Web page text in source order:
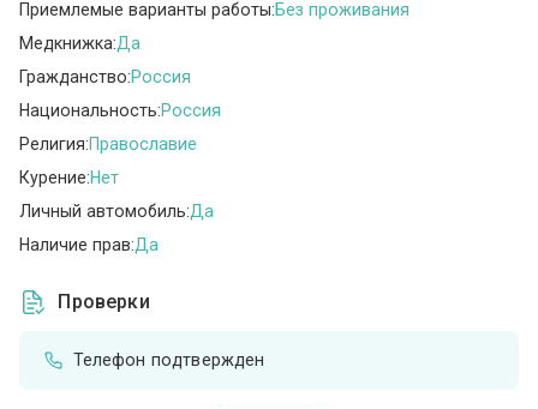
Приемлемые варианты работы:Без проживания
Медкнижка:Да
Гражданство:Россия
Национальность:Россия
Религия:Православие
Курение:Нет
Личный автомобиль:Да
Наличие прав:Да
Проверки
Телефон подтвержден